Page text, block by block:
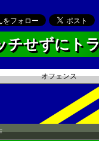
チせずにト
オフェンス